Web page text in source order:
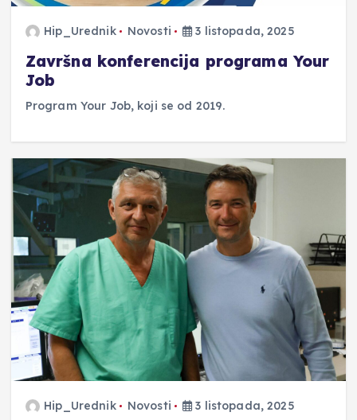
Hip_Urednik Novosti 3 listopada, 2025
Završna konferencija programa Your
Job
Program Your Job, koji se od 2019.
Hip_Urednik Novosti 3 listopada, 2025